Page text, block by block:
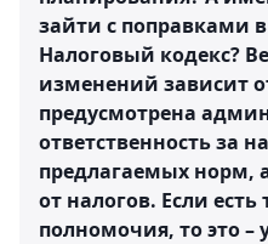
зайти с поправками
Налоговый кодекс?
изменений зависит
предусмотрена
ответственность за
предлагаемых норм,
от налогов. Если
полномочия, то это –